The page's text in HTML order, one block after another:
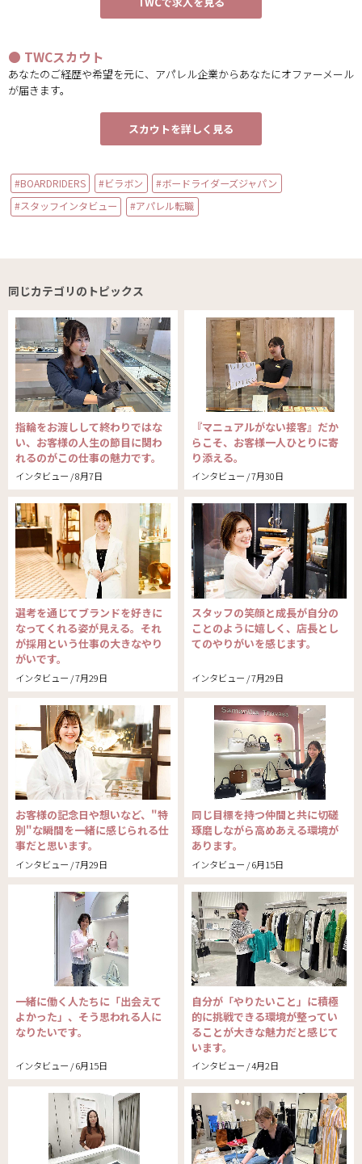
● TWCスカウト
あなたのご経歴や希望を元に、アパレル企業からあなたにオファーメール
が届きます。
スカウトを詳しく見る
#BOARDRIDERS #ビラボン
#ボードライダーズジャパン
#スタッフインタビュー
#アパレル転職
同じカテゴリのトピックス
インタビュー / 8月7日
指輪をお渡しして終わりではな
い、お客様の人生の節目に関わ
れるのがこの仕事の魅力です。
インタビュー / 7月30日
『マニュアルがない接客』だか
らこそ、お客様一人ひとりに寄
り添える。
インタビュー / 7月29日
選考を通じてブランドを好きに
なってくれる姿が見える。それ
が採用という仕事の大きなやり
がいです。
インタビュー / 7月29日
スタッフの笑顔と成長が自分の
ことのように嬉しく、店長とし
てのやりがいを感じます。
インタビュー / 7月29日
お客様の記念日や想いなど、"特
別"な瞬間を一緒に感じられる仕
事だと思います。
インタビュー / 6月15日
同じ目標を持つ仲間と共に切磋
琢磨しながら高めあえる環境が
あります。
インタビュー / 6月15日
一緒に働く人たちに「出会えて
よかった」、そう思われる人に
なりたいです。
インタビュー / 4月2日
自分が「やりたいこと」に積極
的に挑戦できる環境が整ってい
ることが大きな魅力だと感じて
います。